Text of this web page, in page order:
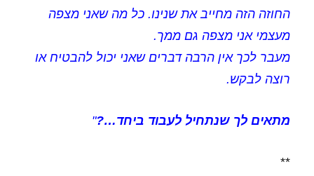
החוזה הזה מחייב את שנינו. כל מה שאני מצפה
מעצמי אני מצפה גם ממך.
מעבר לכך אין הרבה דברים שאני יכול להבטיח או
רוצה לבקש.
מתאים לך שנתחיל לעבוד ביחד…?"
**